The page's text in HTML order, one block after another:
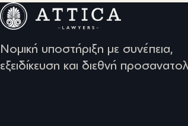
Νομική υποστήριξη με συνέπεια,
εξειδίκευση και διεθνή